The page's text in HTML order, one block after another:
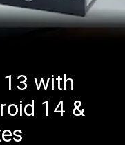
13 with
14 &